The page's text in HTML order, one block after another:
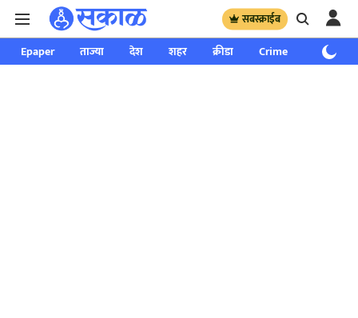
सबस्क्राईब
Epaper ताज्या देश शहर क्रीडा Crime साप्ताहिक